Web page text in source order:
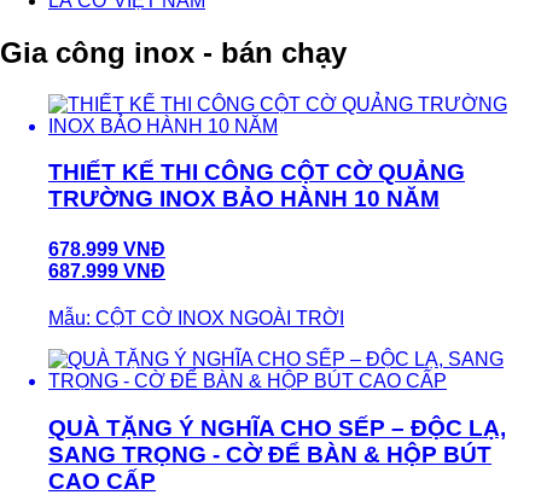
Gia công inox - bán chạy
THIẾT KẾ THI CÔNG CỘT CỜ QUẢNG
TRƯỜNG INOX BẢO HÀNH 10 NĂM
678.999 VNĐ
687.999 VNĐ
Mẫu: CỘT CỜ INOX NGOÀI TRỜI
QUÀ TẶNG Ý NGHĨA CHO SẾP – ĐỘC LẠ,
SANG TRỌNG - CỜ ĐỂ BÀN & HỘP BÚT
CAO CẤP